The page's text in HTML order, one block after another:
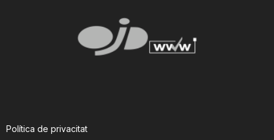
Política de privacitat